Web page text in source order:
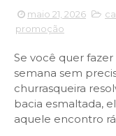
maio 21, 2026
promoção
Se você quer
semana sem
churrasqueira
bacia esmaltada,
aquele encontro